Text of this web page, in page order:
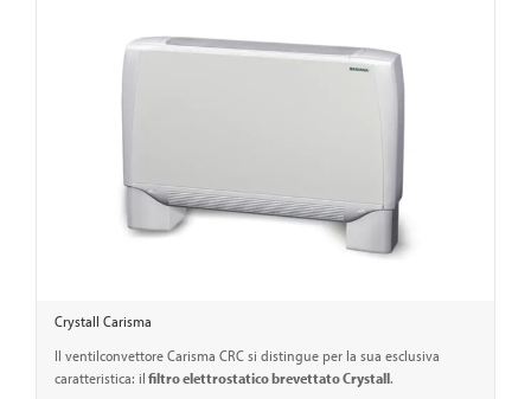
Crystall Carisma
Il ventilconvettore Carisma CRC si distingue per la sua esclusiva
caratteristica: ilfiltro elettrostatico brevettato Crystall.